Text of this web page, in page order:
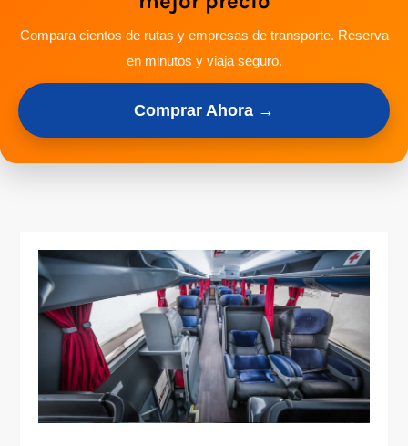
Compara cientos de rutas y empresas de transporte. Reserva
en minutos y viaja seguro.
Comprar Ahora →